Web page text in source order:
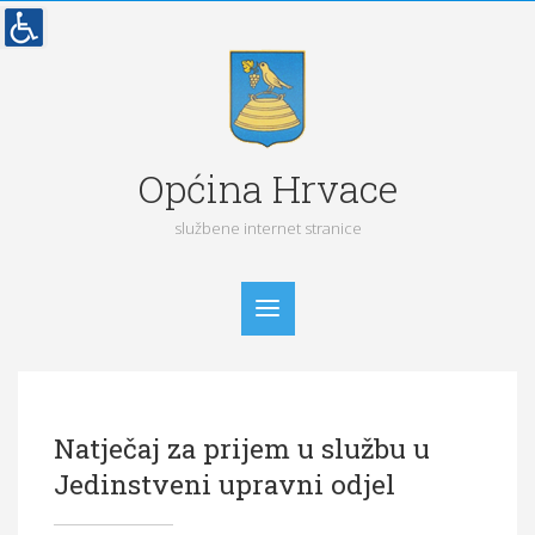
Općina Hrvace
službene internet stranice
Vijesti
Obavijesti
Natječaj za prijem u službu u
Jedinstveni upravni odjel